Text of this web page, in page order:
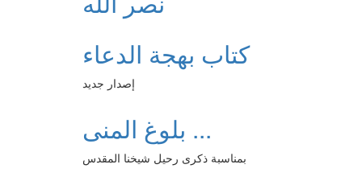
كتاب بهجة الدعاء
إصدار جديد
بلوغ المنى ...
بمناسبة ذكرى رحيل شيخنا المقدس